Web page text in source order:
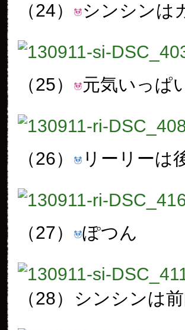
（24） シンシンは
（25） 元気いっぱ
（26） リーリーは
（27） ぽつん
（28） シンシンは